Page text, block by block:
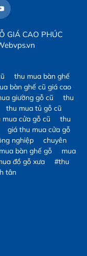
GIÁ CAO PHÚC
thu mua bàn ghế
bàn ghế cũ giá cao
giường gỗ cũ
thu
thu mua tủ gỗ cũ
mua cửa gỗ cũ
thu
giá thu mua cửa gỗ
nghiệp
chuyên
bàn ghế gỗ
mua
đồ gỗ xưa
#thu
tân